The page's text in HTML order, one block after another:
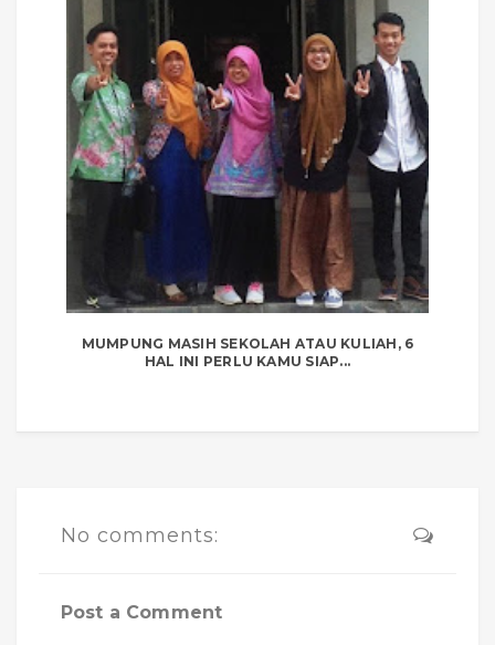
MUMPUNG MASIH SEKOLAH ATAU KULIAH, 6
HAL INI PERLU KAMU SIAP...
No comments:
Post a Comment